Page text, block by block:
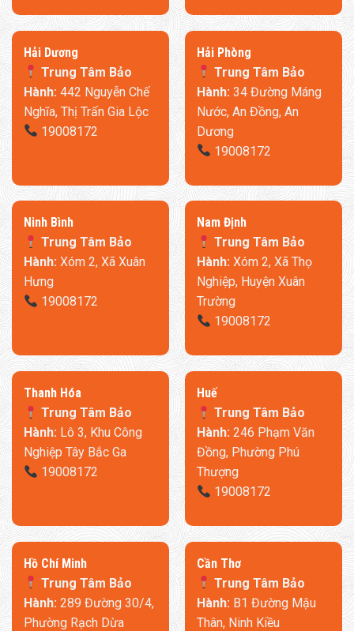
​Hải Dương
Trung Tâm Bảo
Hành:442 Nguyễn Chế
Nghĩa, Thị Trấn Gia Lộc
19008172
​Hải Phòng
Trung Tâm Bảo
Hành:34 Đường Máng
Nước, An Đồng, An
Dương
19008172
Ninh Bình
Trung Tâm Bảo
Hành:Xóm 2, Xã Xuân
Hưng
19008172
​Nam Định
Trung Tâm Bảo
Hành:Xóm 2, Xã Thọ
Nghiệp, Huyện Xuân
Trường
19008172
Thanh Hóa
Trung Tâm Bảo
Hành:Lô 3, Khu Công
Nghiệp Tây Bắc Ga
19008172
​Huế
Trung Tâm Bảo
Hành:246 Phạm Văn
Đồng, Phường Phú
Thượng
19008172
​Hồ Chí Minh
Trung Tâm Bảo
Hành: 289 Đường 30/4,
Phường Rạch Dừa
Cần Thơ
Trung Tâm Bảo
Hành: B1 Đường Mậu
Thân, Ninh Kiều